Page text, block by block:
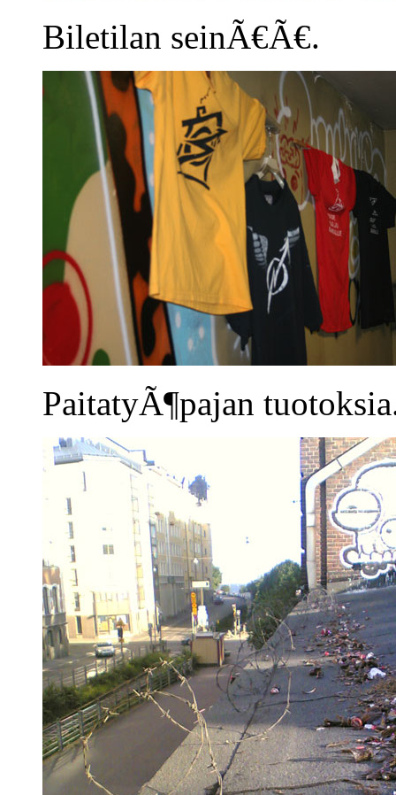
Biletilan seinÃ€Ã€.
PaitatyÃ¶pajan